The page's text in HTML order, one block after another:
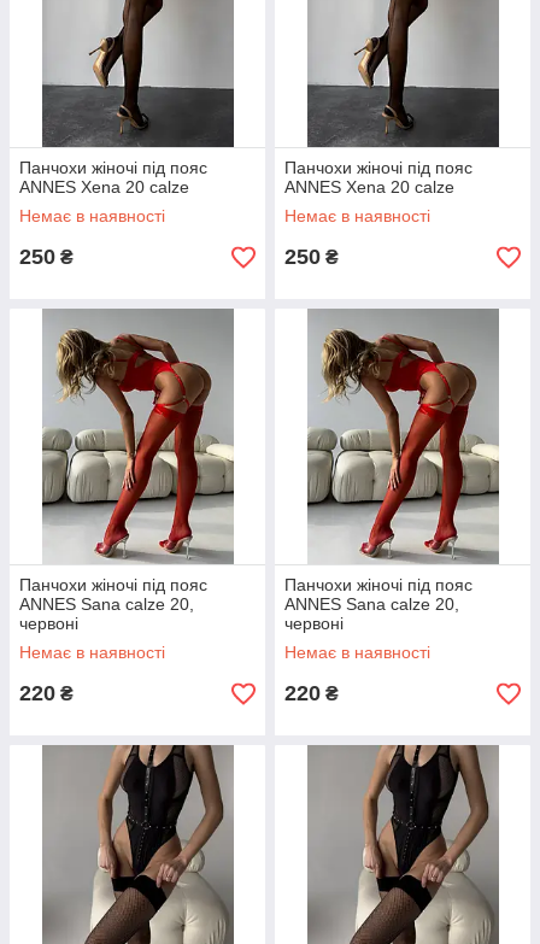
Панчохи жіночі під пояс
ANNES Xena 20 calze
Немає в наявності
250 ₴
Панчохи жіночі під пояс
ANNES Xena 20 calze
Немає в наявності
250 ₴
Панчохи жіночі під пояс
ANNES Sana calze 20,
червоні
Немає в наявності
220 ₴
Панчохи жіночі під пояс
ANNES Sana calze 20,
червоні
Немає в наявності
220 ₴